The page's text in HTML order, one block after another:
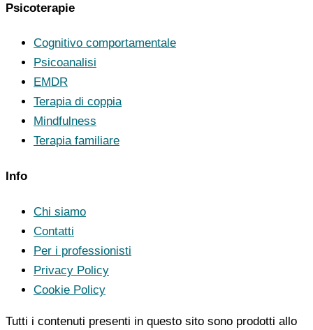
Psicoterapie
Cognitivo comportamentale
Psicoanalisi
EMDR
Terapia di coppia
Mindfulness
Terapia familiare
Info
Chi siamo
Contatti
Per i professionisti
Privacy Policy
Cookie Policy
Tutti i contenuti presenti in questo sito sono prodotti allo